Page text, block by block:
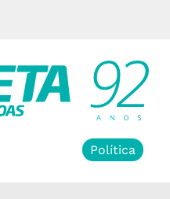
Política